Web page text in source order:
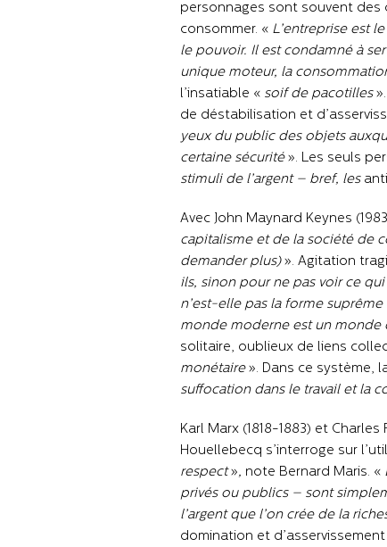
personnages sont souvent des
consommer. « L’entreprise est
le pouvoir. Il est condamné à
unique moteur, la
l’insatiable « soif de pacotilles».
de déstabilisation et
yeux du public des objets
certaine sécurité». Les seuls
stimuli de l’argent – bref, les
Avec John Maynard Keynes
capitalisme et de la société de
demander plus)». Agitation
ils, sinon pour ne pas voir ce
n’est-elle pas la forme
monde moderne est un monde
solitaire, oublieux de liens
monétaire». Dans ce système,
suffocation dans le travail et la
Karl Marx (1818-1883) et
Houellebecq s’interroge sur
respect», note Bernard Maris. «
privés ou publics – sont
l’argent que l’on crée de la
domination et